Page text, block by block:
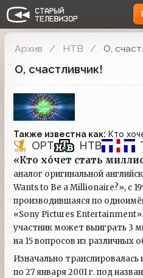
Архив НТВ О,
О, счастливчик!
Также известна как: Кто
ОРТ НТВ
«Кто хо́чет стать
аналог оригинальной
Wants to Be a Millionaire?», с
производившаяся по
«Sony Pictures
участник может выиграть 3
на 15 вопросов из различных
Изначально транслировалась
по 27 января 2001 г. под